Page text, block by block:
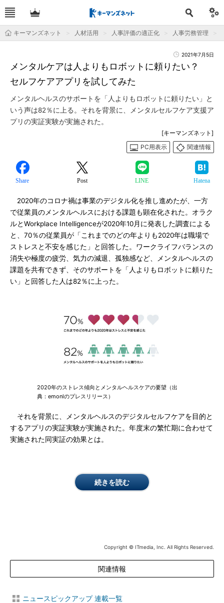
キーマンズネット 人材活用 人事評価の適正化 人事労務管理
2021年7月5日
メンタルケアは人よりもロボットに頼りたい？
セルフケアアプリを試してみた
メンタルヘルスのサポートを「人よりもロボットに頼りたい」と
いう声は82％に上る。それを背景に、メンタルセルフケア支援ア
プリの実証実験が実施された。
[キーマンズネット]
PC用表示
関連情報
Share Post LINE Hatena
2020年のコロナ禍は事業のデジタル化を推し進めたが、一方
で従業員のメンタルヘルスにおける課題も顕在化された。オラク
ルとWorkplace Intelligenceが2020年10月に発表した調査による
と、70％の従業員が「これまでのどの年よりも2020年は職場で
ストレスと不安を感じた」と回答した。ワークライフバランスの
消失や極度の疲労、気力の減退、孤独感など、メンタルヘルスの
課題を共有できず、そのサポートを「人よりもロボットに頼りた
い」と回答した人は82％に上った。
2020年のストレス傾向とメンタルヘルスケアの要望（出
典：emonlのプレスリリース）
それを背景に、メンタルヘルスのデジタルセルフケアを目的と
するアプリの実証実験が実施された。年度末の繁忙期に合わせて
実施された同実証の効果とは。
続きを読む
Copyright © ITmedia, Inc. All Rights Reserved.
関連情報
ニュースピックアップ 連載一覧